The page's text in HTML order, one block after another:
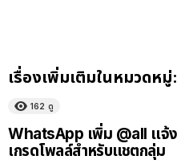
เรื่องเพิ่มเติมในหมวดหมู่:
162 ดู
WhatsApp เพิ่ม @all แจ้
เกรดโพลล์สำหรับแชตกลุ่ม